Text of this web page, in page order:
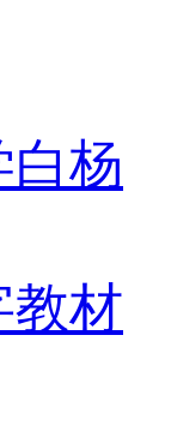
白杨
教材